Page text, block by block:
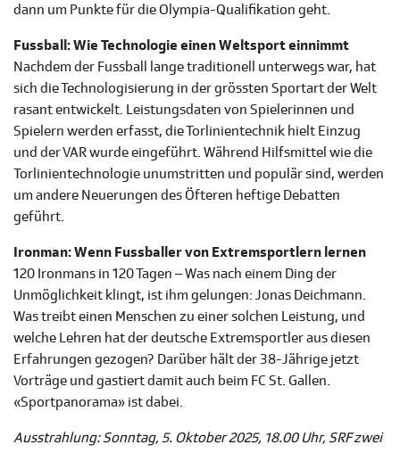
dann um Punkte für die Olympia-Qualifikation geht.
Fussball: Wie Technologie einen Weltsport einnimmt
Nachdem der Fussball lange traditionell unterwegs war, hat
sich die Technologisierung in der grössten Sportart der Welt
rasant entwickelt. Leistungsdaten von Spielerinnen und
Spielern werden erfasst, die Torlinientechnik hielt Einzug
und der VAR wurde eingeführt. Während Hilfsmittel wie die
Torlinientechnologie unumstritten und populär sind, werden
um andere Neuerungen des Öfteren heftige Debatten
geführt.
Ironman: Wenn Fussballer von Extremsportlern lernen
120 Ironmans in 120 Tagen – Was nach einem Ding der
Unmöglichkeit klingt, ist ihm gelungen: Jonas Deichmann.
Was treibt einen Menschen zu einer solchen Leistung, und
welche Lehren hat der deutsche Extremsportler aus diesen
Erfahrungen gezogen? Darüber hält der 38-Jährige jetzt
Vorträge und gastiert damit auch beim FC St. Gallen.
«Sportpanorama» ist dabei.
Ausstrahlung: Sonntag, 5. Oktober 2025, 18.00 Uhr, SRF zwei